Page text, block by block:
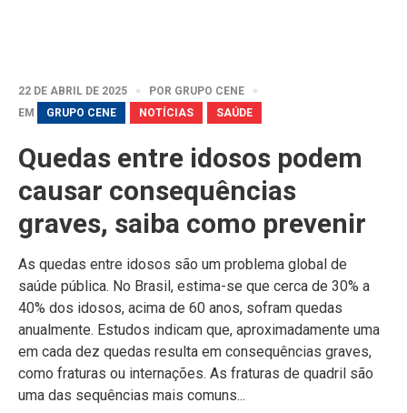
22 DE ABRIL DE 2025 POR GRUPO CENE
EM
GRUPO CENE NOTÍCIAS SAÚDE
Quedas entre idosos podem
causar consequências
graves, saiba como prevenir
As quedas entre idosos são um problema global de
saúde pública. No Brasil, estima-se que cerca de 30% a
40% dos idosos, acima de 60 anos, sofram quedas
anualmente. Estudos indicam que, aproximadamente uma
em cada dez quedas resulta em consequências graves,
como fraturas ou internações. As fraturas de quadril são
uma das sequências mais comuns...